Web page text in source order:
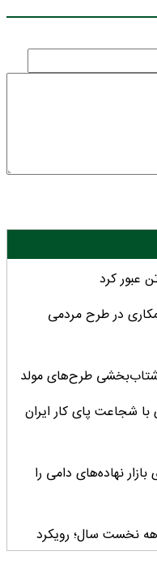
در طرح مردمی
طرح‌های مولد
شجاعت پای کار ایران
نهاده‌های دامی را
چهار ماهه نخست سال؛ رویکرد